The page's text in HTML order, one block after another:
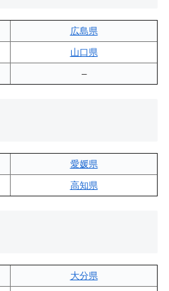
広島県
山口県
–
愛媛県
高知県
大分県